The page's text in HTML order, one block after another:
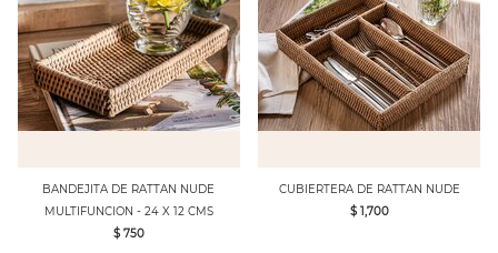
BANDEJITA DE RATTAN NUDE
MULTIFUNCION - 24 X 12 CMS
$ 750
CUBIERTERA DE RATTAN NUDE
$ 1,700